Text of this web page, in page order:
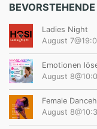
Ladies Night
August
Emotionen
August
Female
August